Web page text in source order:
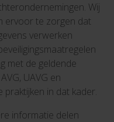
Wij
ervoor te zorgen dat
verwerken
met de geldende
UAVG en
in dat kader.
informatie delen